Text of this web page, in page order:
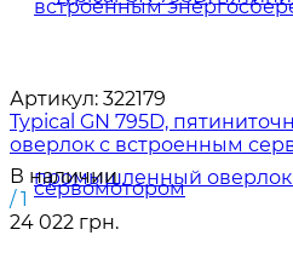
Артикул: 322179
Typical GN 795D,
оверлок с встроенным
В наличии
/ 1
24 022 грн.